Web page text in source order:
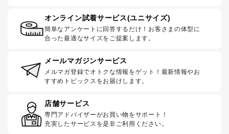
オンライン試着サービス(ユニサイズ)
簡単なアンケートに回答するだけ！お客さまの体型に
合った最適なサイズをご提案します。
メールマガジンサービス
メルマガ登録でオトクな情報をゲット！最新情報やお
すすめトピックスをお届けします。
店舗サービス
専門アドバイザーがお買い物をサポート！
充実したサービスを是非ご利用ください。